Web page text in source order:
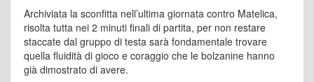
Archiviata la sconfitta nell’ultima giornata contro Matelica,
risolta tutta nei 2 minuti finali di partita, per non restare
staccate dal gruppo di testa sarà fondamentale trovare
quella fluidità di gioco e coraggio che le bolzanine hanno
già dimostrato di avere.